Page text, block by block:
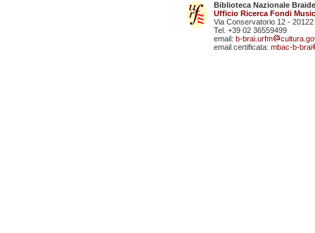
Biblioteca Nazionale
Ufficio Ricerca Fondi
Via Conservatorio 12 - 20122
Tel. +39 02 36559499
email: b-brai.urfm
email certificata: mbac-b-brai